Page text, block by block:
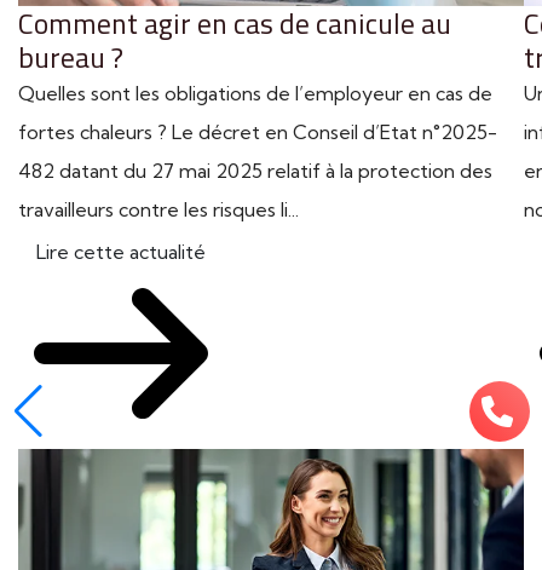
Comment agir en cas de canicule au
bureau ?
Quelles sont les obligations de l’employeur en cas de
fortes chaleurs ? Le décret en Conseil d’Etat n°2025-
482 datant du 27 mai 2025 relatif à la protection des
travailleurs contre les risques li...
Lire cette actualité